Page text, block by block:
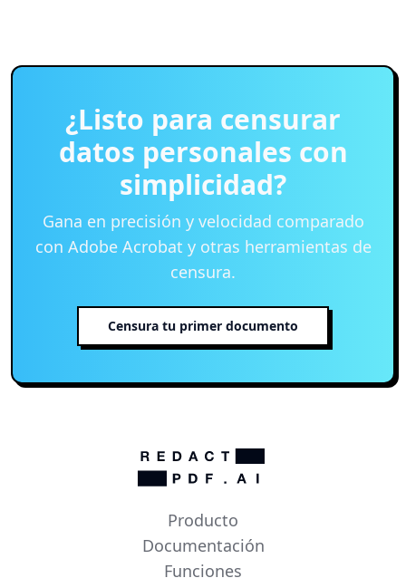
¿Listo para censurar
datos personales con
simplicidad?
Gana en precisión y velocidad comparado
con Adobe Acrobat y otras herramientas de
censura.
Censura tu primer documento
Producto
Documentación
Funciones